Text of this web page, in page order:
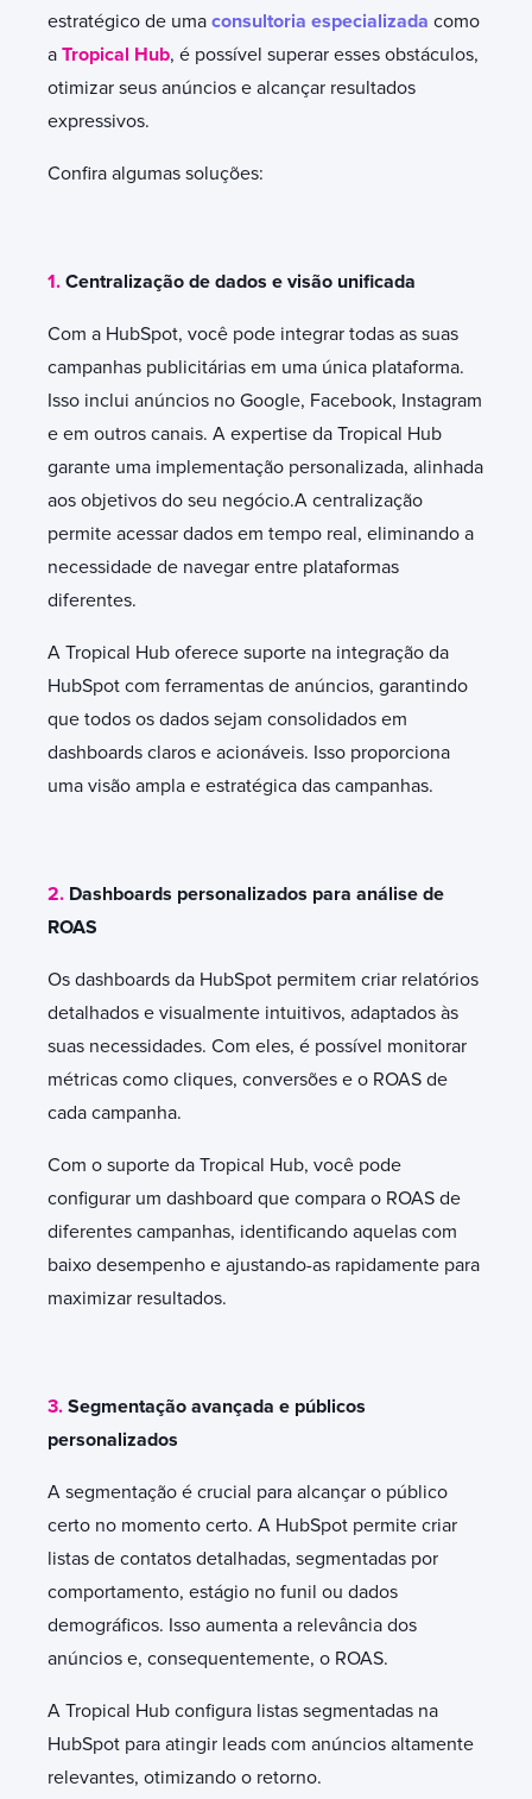
estratégico de uma consultoria especializada como
a Tropical Hub, é possível superar esses obstáculos,
otimizar seus anúncios e alcançar resultados
expressivos.
Confira algumas soluções:
1. Centralização de dados e visão unificada
Com a HubSpot, você pode integrar todas as suas
campanhas publicitárias em uma única plataforma.
Isso inclui anúncios no Google, Facebook, Instagram
e em outros canais. A expertise da Tropical Hub
garante uma implementação personalizada, alinhada
aos objetivos do seu negócio.A centralização
permite acessar dados em tempo real, eliminando a
necessidade de navegar entre plataformas
diferentes.
A Tropical Hub oferece suporte na integração da
HubSpot com ferramentas de anúncios, garantindo
que todos os dados sejam consolidados em
dashboards claros e acionáveis. Isso proporciona
uma visão ampla e estratégica das campanhas.
2. Dashboards personalizados para análise de
ROAS
Os dashboards da HubSpot permitem criar relatórios
detalhados e visualmente intuitivos, adaptados às
suas necessidades. Com eles, é possível monitorar
métricas como cliques, conversões e o ROAS de
cada campanha.
Com o suporte da Tropical Hub, você pode
configurar um dashboard que compara o ROAS de
diferentes campanhas, identificando aquelas com
baixo desempenho e ajustando-as rapidamente para
maximizar resultados.
3. Segmentação avançada e públicos
personalizados
A segmentação é crucial para alcançar o público
certo no momento certo. A HubSpot permite criar
listas de contatos detalhadas, segmentadas por
comportamento, estágio no funil ou dados
demográficos. Isso aumenta a relevância dos
anúncios e, consequentemente, o ROAS.
A Tropical Hub configura listas segmentadas na
HubSpot para atingir leads com anúncios altamente
relevantes, otimizando o retorno.